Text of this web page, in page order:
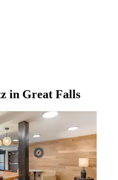
in Great Falls